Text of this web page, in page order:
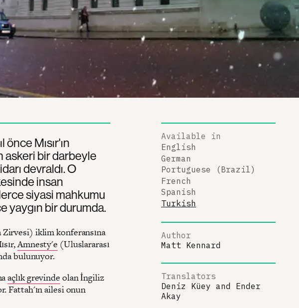
Mısır'ın
askeri bir darbeyle
devraldı. O
insan
siyasi mahkumu
yaygın bir durumda.
iklim konferansına
Amnesty'e (Uluslararası
bulunuyor.
açlık grevinde olan İngiliz
Fattah'ın ailesi onun
Available in
English
German
Portuguese (Brazil)
French
Spanish
Turkish
Author
Matt Kennard
Translators
Deniz Küey and Ender
Akay